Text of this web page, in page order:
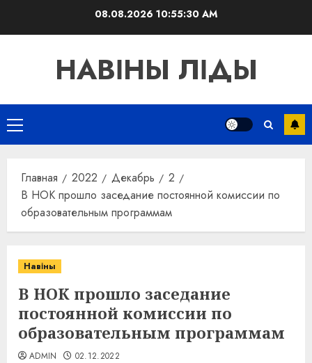
08.08.2026 10:55:30 AM
НАВІНЫ ЛІДЫ
Основное
меню
Главная 2022 Декабрь
2
В НОК прошло заседание постоянной комиссии по
образовательным программам
Навіны
В НОК прошло заседание
постоянной комиссии по
образовательным программам
ADMIN 02.12.2022